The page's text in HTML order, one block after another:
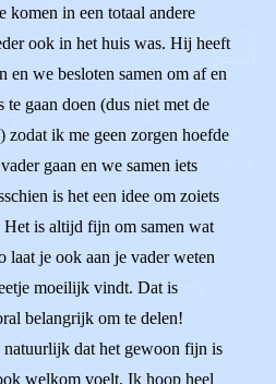
komen in een totaal andere
ook in het huis was. Hij heeft
en we besloten samen om af en
te gaan doen (dus niet met de
zodat ik me geen zorgen hoefde
gaan en we samen iets
is het een idee om zoiets
is altijd fijn om samen wat
laat je ook aan je vader weten
moeilijk vindt. Dat is
belangrijk om te delen!
dat het gewoon fijn is
welkom voelt. Ik hoop heel